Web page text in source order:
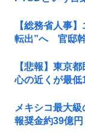
【総務省人事
転出”へ 官邸幹
【悲報】東京
心の近くが最低
メキシコ最大
報奨金約39億円